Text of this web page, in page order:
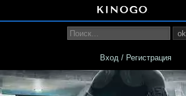
ok
Вход / Регистрация